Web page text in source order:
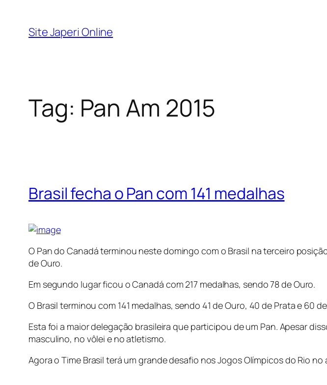
Site Japeri Online
Tag: Pan Am 2015
Brasil fecha o Pan com 141 medalhas
O Pan do Canadá terminou neste domingo com o Brasil na terceiro
de Ouro.
Em segundo lugar ficou o Canadá com 217 medalhas, sendo 78 de Ouro.
O Brasil terminou com 141 medalhas, sendo 41 de Ouro, 40 de Prata e 60
Esta foi a maior delegação brasileira que participou de um Pan. Apesar
masculino, no vôlei e no atletismo.
Agora o Time Brasil terá um grande desafio nos Jogos Olímpicos do Rio no